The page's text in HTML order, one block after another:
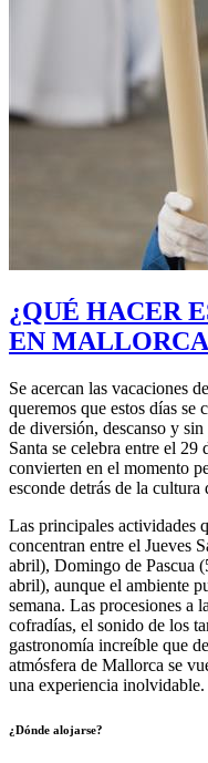
¿QUÉ HACER
EN
Se acercan las vacaciones
queremos que estos días se
de diversión, descanso y sin
Santa se celebra entre el
convierten en el momento
esconde detrás de la cultura
Las principales actividades
concentran entre el Jueves
abril), Domingo de Pascua
abril), aunque el ambiente
semana. Las procesiones a
cofradías, el sonido de los
gastronomía increíble que
atmósfera de Mallorca se
una experiencia inolvidable.
¿Dónde alojarse?